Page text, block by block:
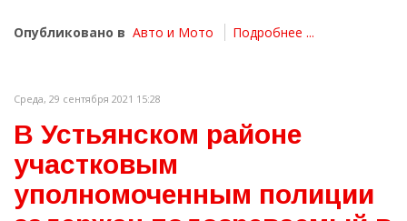
Опубликовано в Авто и Мото Подробнее ...
Среда, 29 сентября 2021 15:28
В Устьянском районе
участковым
уполномоченным полиции